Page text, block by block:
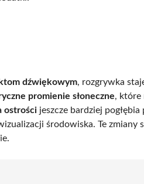
dźwiękowym, rozgrywka
promienie słoneczne, które
ostrości jeszcze bardziej
środowiska. Te zmiany